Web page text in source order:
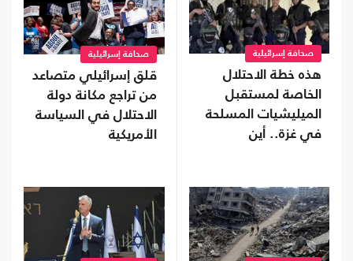
صحافة إسرائيلية
هذه خطة الاحتلال
الخاصة لمستقبل
الميليشيات المسلحة
في غزة.. أين
صحافة إسرائيلية
قلق إسرائيلي متصاعد
من تراجع مكانة دولة
الاحتلال في السياسة
الأمريكية